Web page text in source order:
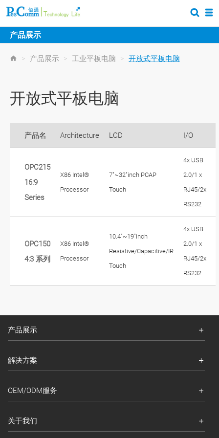
产品展示
> 产品展示 > 工业平板电脑 > 开放式平板电脑
开放式平板电脑
产品名 Architecture LCD I/O
OPC215
16:9
Series
X86 Intel®
Processor
7"~32"inch PCAP
Touch
4x USB
2.0/1 x
RJ45/2x
RS232
OPC150
4:3 系列
X86 Intel®
Processor
10.4"~19"inch
Resistive/Capacitive/IR
Touch
4x USB
2.0/1 x
RJ45/2x
RS232
产品展示
解决方案
OEM/ODM服务
关于我们